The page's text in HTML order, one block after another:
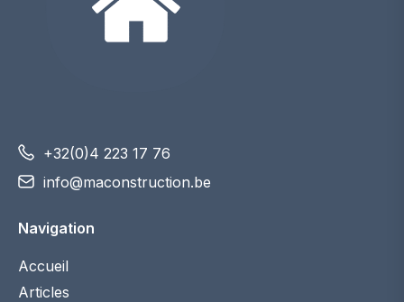
+32(0)4 223 17 76
info@maconstruction.be
Navigation
Accueil
Articles